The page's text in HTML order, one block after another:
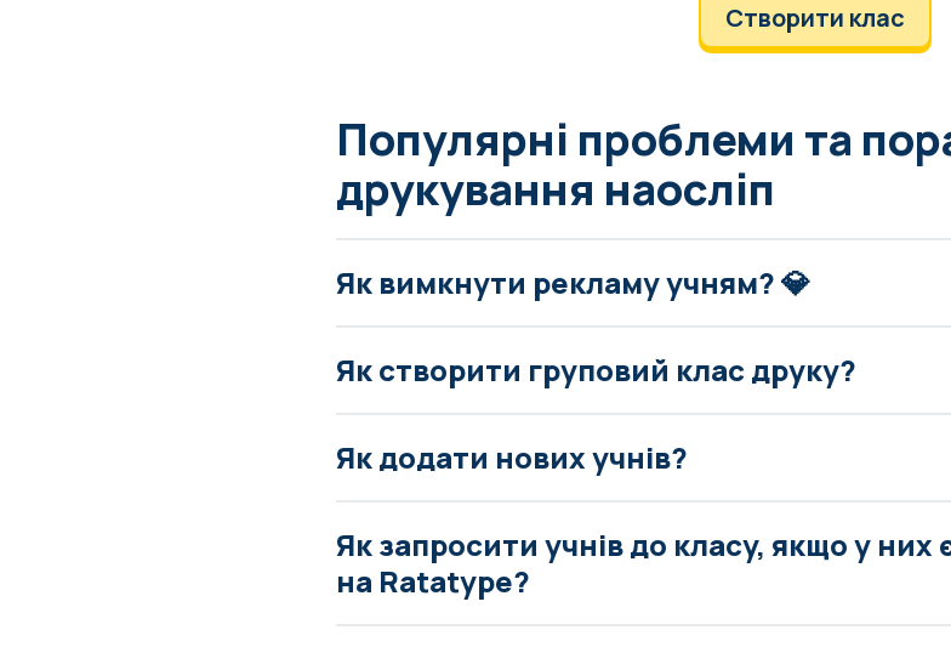
Створити клас
Популярні проблеми та
друкування наосліп
Як вимкнути рекламу учням? 💎
Як створити груповий клас друку?
Як додати нових учнів?
Як запросити учнів до класу, якщо у них
на Ratatype?